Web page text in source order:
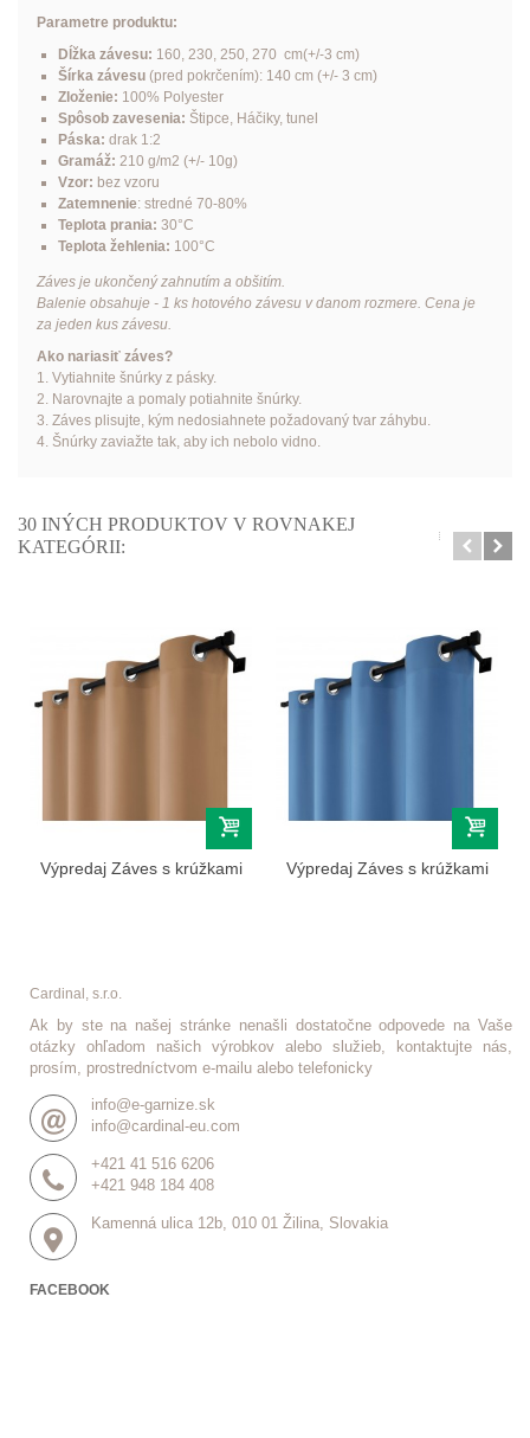
Parametre produktu:
Dĺžka závesu: 160, 230, 250, 270 cm(+/-3 cm)
Šírka závesu(pred pokrčením): 140 cm (+/- 3 cm)
Zloženie: 100% Polyester
Spôsob zavesenia: Štipce, Háčiky, tunel
Páska: drak 1:2
Gramáž: 210 g/m2 (+/- 10g)
Vzor: bez vzoru
Zatemnenie: stredné 70-80%
Teplota prania: 30°C
Teplota žehlenia: 100°C
Záves je ukončený zahnutím a obšitím.
Balenie obsahuje - 1 ks hotového závesu v danom rozmere. Cena je
za jeden kus závesu.
Ako nariasiť záves?
1. Vytiahnite šnúrky z pásky.
2. Narovnajte a pomaly potiahnite šnúrky.
3. Záves plisujte, kým nedosiahnete požadovaný tvar záhybu.
4. Šnúrky zaviažte tak, aby ich nebolo vidno.
30 INÝCH PRODUKTOV V ROVNAKEJ
KATEGÓRII:
Výpredaj Záves s krúžkami
Výpredaj Záves s krúžkami
Cardinal, s.r.o.
Ak by ste na našej stránke nenašli dostatočne odpovede na Vaše
otázky ohľadom našich výrobkov alebo služieb, kontaktujte nás,
prosím, prostredníctvom e-mailu alebo telefonicky
info@e-garnize.sk
info@cardinal-eu.com
+421 41 516 6206
+421 948 184 408
Kamenná ulica 12b, 010 01 Žilina, Slovakia
FACEBOOK